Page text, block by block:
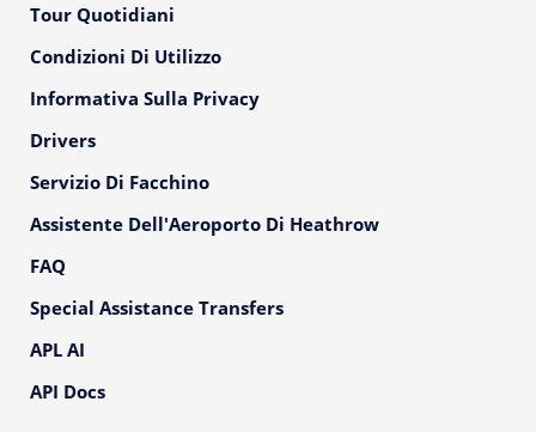
Tour Quotidiani
Condizioni Di Utilizzo
Informativa Sulla Privacy
Drivers
Servizio Di Facchino
Assistente Dell'Aeroporto Di Heathrow
FAQ
Special Assistance Transfers
APL AI
API Docs